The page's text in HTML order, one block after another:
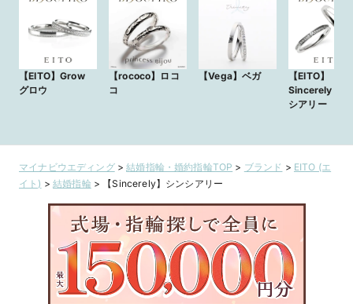
【EITO】Grow
グロウ
【rococo】ロコ
コ
【Vega】ベガ
【EITO】
Sincerely シ
シアリー
マイナビウエディング>結婚指輪・婚約指輪TOP > ブランド > EITO (エ
イト) >結婚指輪 > 【Sincerely】シンシアリー